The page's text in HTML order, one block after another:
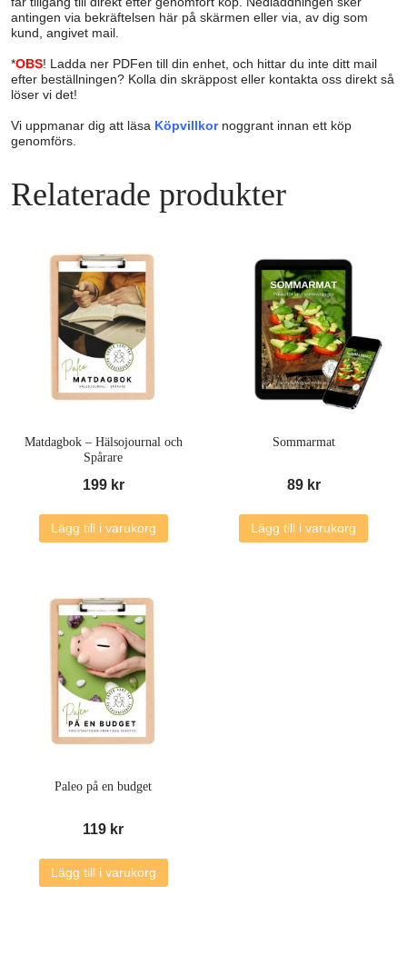
antingen via bekräftelsen här på skärmen eller via, av dig som
kund, angivet mail.
*OBS! Ladda ner PDFen till din enhet, och hittar du inte ditt mail
efter beställningen? Kolla din skräppost eller kontakta oss direkt så
löser vi det!
Vi uppmanar dig att läsa Köpvillkornoggrant innan ett köp
genomförs.
Relaterade produkter
Matdagbok – Hälsojournal och
Spårare
199 kr
Lägg till i varukorg
Sommarmat
89 kr
Lägg till i varukorg
Paleo på en budget
119 kr
Lägg till i varukorg